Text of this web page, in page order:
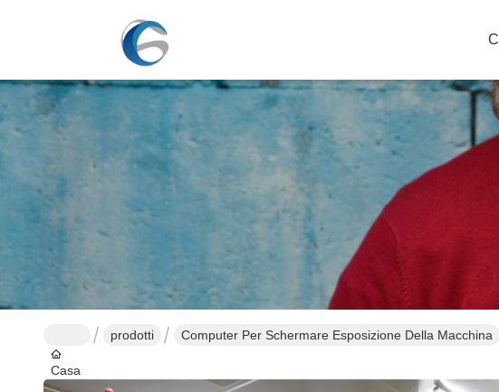
Casa
prodotti Computer Per Schermare Esposizione Della Macchina